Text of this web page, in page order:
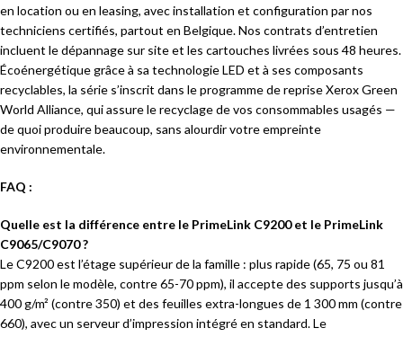
en location ou en leasing, avec installation et configuration par nos
techniciens certifiés, partout en Belgique. Nos contrats d’entretien
incluent le dépannage sur site et les cartouches livrées sous 48 heures.
Écoénergétique grâce à sa technologie LED et à ses composants
recyclables, la série s’inscrit dans le programme de reprise Xerox Green
World Alliance, qui assure le recyclage de vos consommables usagés —
de quoi produire beaucoup, sans alourdir votre empreinte
environnementale.
FAQ :
Quelle est la différence entre le PrimeLink C9200 et le PrimeLink
C9065/C9070 ?
Le C9200 est l’étage supérieur de la famille : plus rapide (65, 75 ou 81
ppm selon le modèle, contre 65-70 ppm), il accepte des supports jusqu’à
400 g/m² (contre 350) et des feuilles extra-longues de 1 300 mm (contre
660), avec un serveur d’impression intégré en standard. Le